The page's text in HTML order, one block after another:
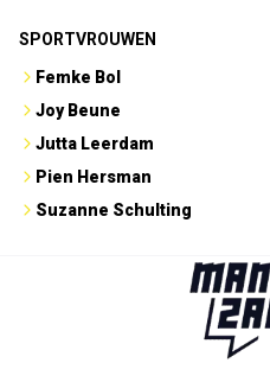
SPORTVROUWEN
Femke Bol
Joy Beune
Jutta Leerdam
Pien Hersman
Suzanne Schulting